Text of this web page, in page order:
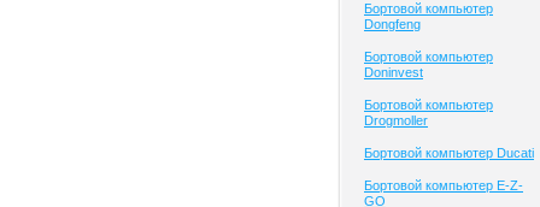
Бортовой компьютер
Dongfeng
Бортовой компьютер
Doninvest
Бортовой компьютер
Drogmoller
Бортовой компьютер Ducati
Бортовой компьютер E-Z-
GO